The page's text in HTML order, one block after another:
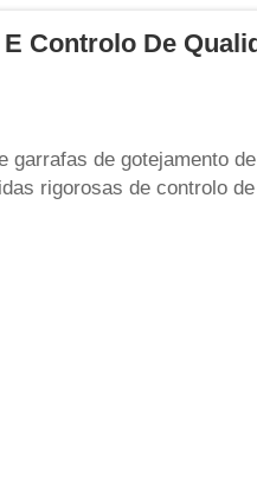
Controlo De
garrafas de gotejamento
rigorosas de controlo